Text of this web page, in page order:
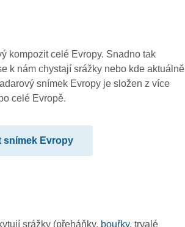
20:30
20:20
20:10
kompozit celé Evropy. Snadno tak
k nám chystají srážky nebo kde aktuálně
snímek Evropy je složen z více
celé Evropě.
snímek Evropy
srážky (přeháňky, bouřky, trvalé